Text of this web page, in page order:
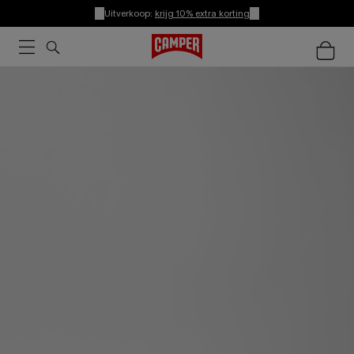
Uitverkoop: krijg 10% extra korting